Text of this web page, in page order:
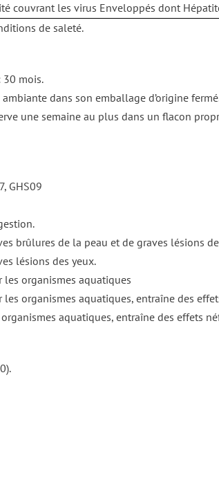
couvrant les virus Enveloppés dont
de saleté.
30 mois.
dans son emballage d’origine
une semaine au plus dans un flacon
GHS09
brûlures de la peau et de graves lésions
lésions des yeux.
les organismes aquatiques
organismes aquatiques, entraîne des
aquatiques, entraîne des effets